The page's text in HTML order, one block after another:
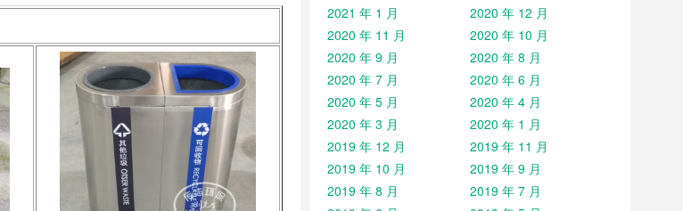
2021 年 1 月
2020 年 12 月
2020 年 11 月
2020 年 10 月
2020 年 9 月
2020 年 8 月
2020 年 7 月
2020 年 6 月
2020 年 5 月
2020 年 4 月
2020 年 3 月
2020 年 1 月
2019 年 12 月
2019 年 11 月
2019 年 10 月
2019 年 9 月
2019 年 8 月
2019 年 7 月